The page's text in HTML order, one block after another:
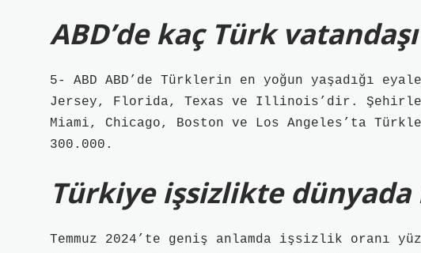
ABD’de kaç Türk
5- ABD ABD’de Türklerin en yoğun yaşadığı
Jersey, Florida, Texas ve Illinois’dir.
Miami, Chicago, Boston ve Los Angeles’ta
300.000.
Türkiye işsizlikte dünyada
Temmuz 2024’te geniş anlamda işsizlik oranı